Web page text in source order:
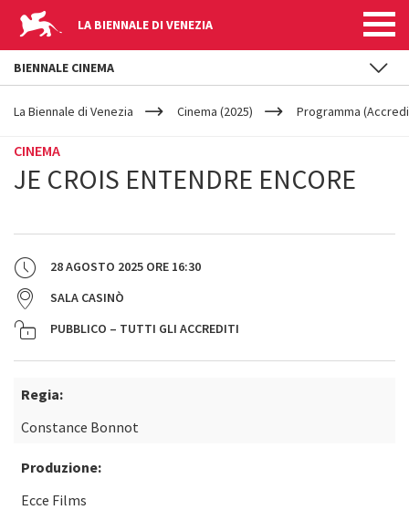
LA BIENNALE DI VENEZIA
YOUR
ARE
La Biennale di Venezia Cinema (2025) Programma
CINEMA
JE CROIS ENTENDRE ENCORE
28 AGOSTO 2025 ORE 16:30
SALA CASINÒ
PUBBLICO – TUTTI GLI ACCREDITI
Regia:
Constance Bonnot
Produzione:
Ecce Films
BIENNALE CINEMA